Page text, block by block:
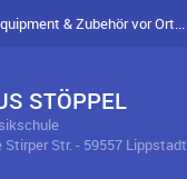
& Zubehör vor Ort...
STÖPPEL
Str. - 59557 Lippstadt